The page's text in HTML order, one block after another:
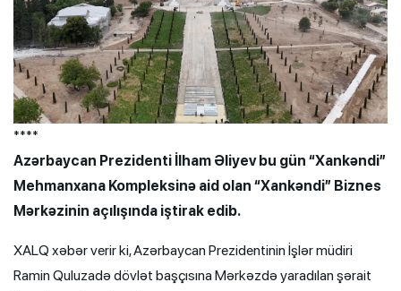
****
Azərbaycan Prezidenti İlham Əliyev bu gün “Xankəndi”
Mehmanxana Kompleksinə aid olan “Xankəndi” Biznes
Mərkəzinin açılışında iştirak edib.
XALQ xəbər verir ki, Azərbaycan Prezidentinin İşlər müdiri
Ramin Quluzadə dövlət başçısına Mərkəzdə yaradılan şərait